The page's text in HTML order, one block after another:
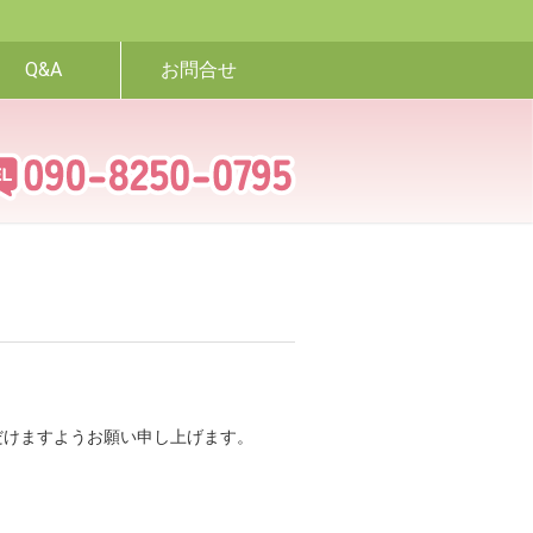
Q&A お問合せ
ますようお願い申し上げます。